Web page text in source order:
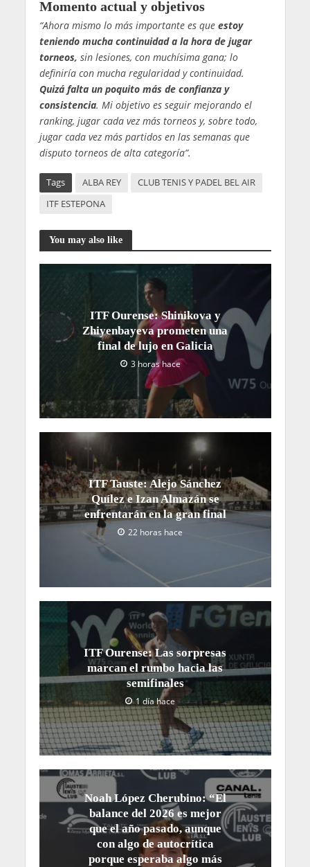
Momento actual y objetivos
“Ahora mismo lo más importante es que estoy
teniendo mucha continuidad a la hora de jugar
torneos, sin lesiones, con muchísima gana; lo
definiría con mucha regularidad y continuidad.
Quizá falta un poquito más de confianza y
consistencia. Mi objetivo es seguir mejorando el
ranking, jugar cada vez más torneos y, sobre todo,
jugar cada vez más partidos en las semanas que
disputo torneos de alta categoría”.
Tags ALBA REY
CLUB TENIS Y PADEL BEL AIR
ITF ESTEPONA
You may also like
ITF Ourense: Shinikova y
Zhiyenbayeva prometen una
final de lujo en Galicia
3 horas hace
ITF Tauste: Alejo Sánchez
Quílez e Izan Almazán se
enfrentarán en la gran final
22 horas hace
ITF Ourense: Las sorpresas
marcan el rumbo hacia las
semifinales
1 día hace
Noah López Cherubino: “El
balance del 2026 es mejor
que el año pasado, aunque
con algo de autocrítica
porque esperaba algo más